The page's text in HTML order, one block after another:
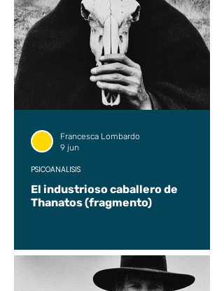
El industrioso caballero de
Thanatos (fragmento)
PSICOANÁLISIS
Francesca Lombardo
9 jun